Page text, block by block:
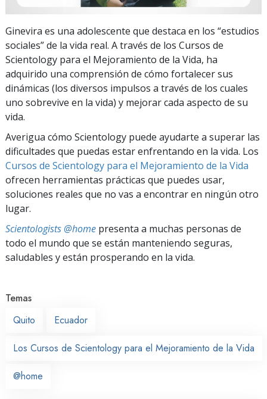
Ginevira es una adolescente que destaca en los “estudios
sociales” de la vida real. A través de los Cursos de
Scientology para el Mejoramiento de la Vida, ha
adquirido una comprensión de cómo fortalecer sus
dinámicas (los diversos impulsos a través de los cuales
uno sobrevive en la vida) y mejorar cada aspecto de su
vida.
Averigua cómo Scientology puede ayudarte a superar las
dificultades que puedas estar enfrentando en la vida. Los
Cursos de Scientology para el Mejoramiento de la Vida
ofrecen herramientas prácticas que puedes usar,
soluciones reales que no vas a encontrar en ningún otro
lugar.
Scientologists @home presenta a muchas personas de
todo el mundo que se están manteniendo seguras,
saludables y están prosperando en la vida.
Temas
Quito
Ecuador
Los Cursos de Scientology para el Mejoramiento de la Vida
@home